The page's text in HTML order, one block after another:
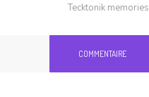
Tecktonik memories
COMMENTAIRE